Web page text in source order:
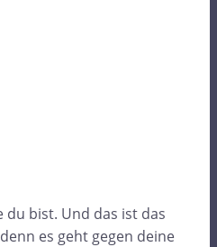
du bist. Und das ist das
es geht gegen deine